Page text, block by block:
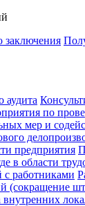
заключения
аудита
по
мер и
предприятия
в области
работниками
(сокращение
внутренних